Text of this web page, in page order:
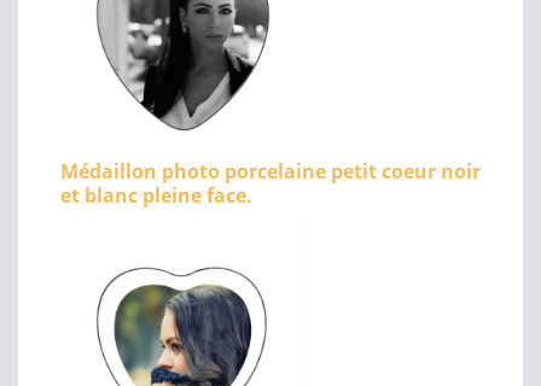
Médaillon photo porcelaine petit coeur noir
et blanc pleine face.